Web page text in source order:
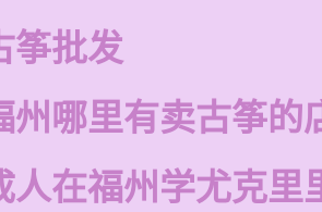
筝批发
州哪里有卖古筝的
人在福州学尤克里